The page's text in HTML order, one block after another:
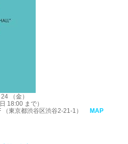
（金）
18:00 まで）
（東京都渋谷区渋谷2-21-1）
MAP